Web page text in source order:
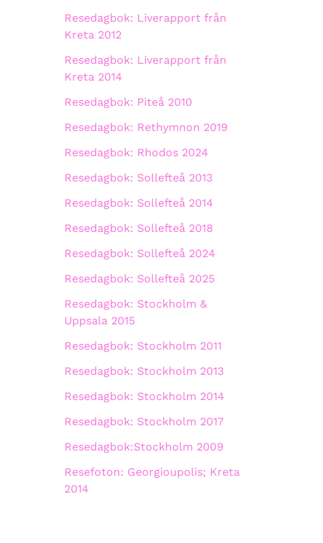
Resedagbok: Liverapport från
Kreta 2012
Resedagbok: Liverapport från
Kreta 2014
Resedagbok: Piteå 2010
Resedagbok: Rethymnon 2019
Resedagbok: Rhodos 2024
Resedagbok: Sollefteå 2013
Resedagbok: Sollefteå 2014
Resedagbok: Sollefteå 2018
Resedagbok: Sollefteå 2024
Resedagbok: Sollefteå 2025
Resedagbok: Stockholm &
Uppsala 2015
Resedagbok: Stockholm 2011
Resedagbok: Stockholm 2013
Resedagbok: Stockholm 2014
Resedagbok: Stockholm 2017
Resedagbok:Stockholm 2009
Resefoton: Georgioupolis; Kreta
2014